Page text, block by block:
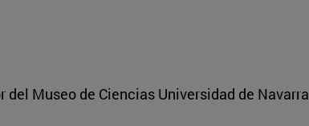
Museo de Ciencias Universidad de Navarra